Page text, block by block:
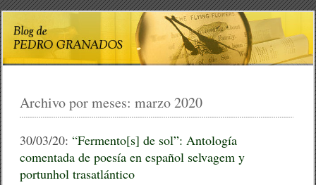
Archivo por meses:marzo 2020
30/03/20:“Fermento[s] de sol”: Antología
comentada de poesía en español selvagem y
portunhol trasatlántico